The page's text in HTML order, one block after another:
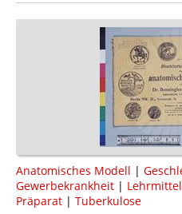
Anatomisches Modell |
Gewerbekrankheit |
Präparat | Tuberkulose